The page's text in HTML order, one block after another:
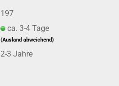
197
ca. 3-4 Tage
(Ausland abweichend)
2-3 Jahre